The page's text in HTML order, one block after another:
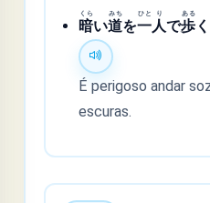
暗
くら
い道
みち
を一
ひと
人
り
で歩
ある
É perigoso andar
escuras.